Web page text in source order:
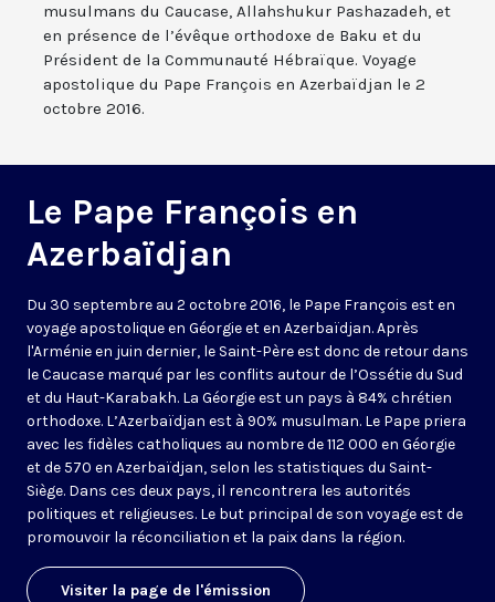
musulmans du Caucase, Allahshukur Pashazadeh, et
en présence de l’évêque orthodoxe de Baku et du
Président de la Communauté Hébraïque. Voyage
apostolique du Pape François en Azerbaïdjan le 2
octobre 2016.
Le Pape François en
Azerbaïdjan
Du 30 septembre au 2 octobre 2016, le Pape François est en
voyage apostolique en Géorgie et en Azerbaïdjan. Après
l'Arménieen juin dernier, le Saint-Père est donc de retour dans
le Caucase marqué par les conflits autour de l’Ossétie du Sud
et du Haut-Karabakh. La Géorgie est un pays à 84% chrétien
orthodoxe. L’Azerbaïdjan est à 90% musulman. Le Pape priera
avec les fidèles catholiques au nombre de 112 000 en Géorgie
et de 570 en Azerbaïdjan, selon les statistiques du Saint-
Siège. Dans ces deux pays, il rencontrera les autorités
politiques et religieuses. Le but principal de son voyage est de
promouvoir la réconciliation et la paix dans la région.
Visiter la page de l'émission